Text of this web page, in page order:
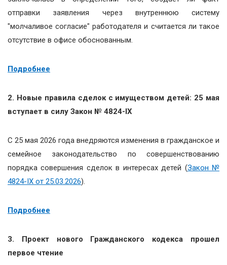
отправки заявления через внутреннюю систему
"молчаливое согласие" работодателя и считается ли такое
отсутствие в офисе обоснованным.
Подробнее
2. Новые правила сделок с имуществом детей: 25 мая
вступает в силу Закон № 4824-IX
С 25 мая 2026 года внедряются изменения в гражданское и
семейное законодательство по совершенствованию
порядка совершения сделок в интересах детей (Закон №
4824-IX от 25.03.2026).
Подробнее
3. Проект нового Гражданского кодекса прошел
первое чтение